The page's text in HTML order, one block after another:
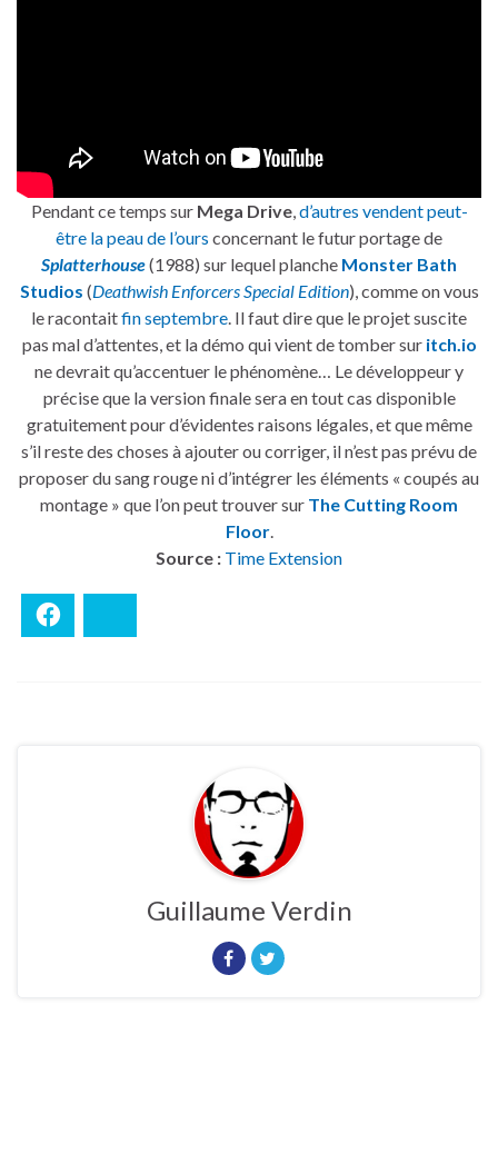
Pendant ce temps sur Mega Drive, d’autres vendent peut-
être la peau de l’ours concernant le futur portage de
Splatterhouse(1988) sur lequel planche Monster Bath
Studios (Deathwish Enforcers Special Edition), comme on vous
le racontaitfin septembre . Il faut dire que le projet suscite
pas mal d’attentes, et la démo qui vient de tomber sur itch.io
ne devrait qu’accentuer le phénomène… Le développeur y
précise que la version finale sera en tout cas disponible
gratuitement pour d’évidentes raisons légales, et que même
s’il reste des choses à ajouter ou corriger, il n’est pas prévu de
proposer du sang rouge ni d’intégrer les éléments « coupés au
montage » que l’on peut trouver sur The Cutting Room
Floor.
Source : Time Extension
Guillaume Verdin